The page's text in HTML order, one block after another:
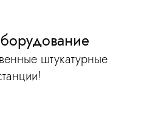
штукатурные